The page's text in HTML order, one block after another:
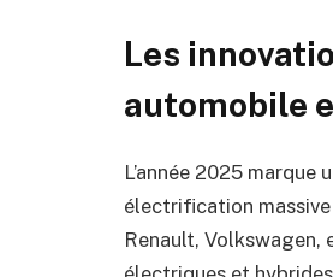
Les
automobile
L’année 2025
électrification massive
Renault, Volkswagen,